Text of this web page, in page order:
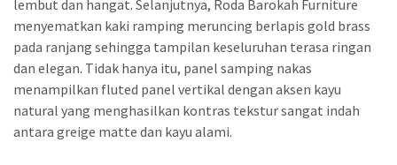
lembut dan hangat. Selanjutnya, Roda Barokah Furniture
menyematkan kaki ramping meruncing berlapis gold brass
pada ranjang sehingga tampilan keseluruhan terasa ringan
dan elegan. Tidak hanya itu, panel samping nakas
menampilkan fluted panel vertikal dengan aksen kayu
natural yang menghasilkan kontras tekstur sangat indah
antara greige matte dan kayu alami.